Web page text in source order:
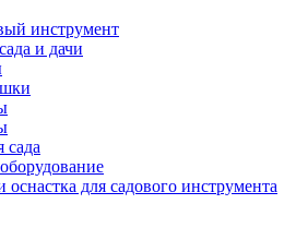
инструмент
и дачи
сада
оснастка для садового инструмента